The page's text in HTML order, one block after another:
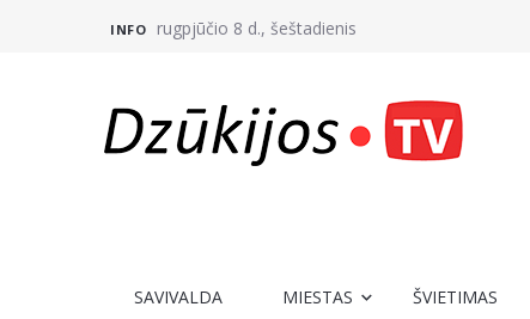
INFO rugpjūčio 8 d., šeštadienis
SAVIVALDA MIESTAS ŠVIETIMAS